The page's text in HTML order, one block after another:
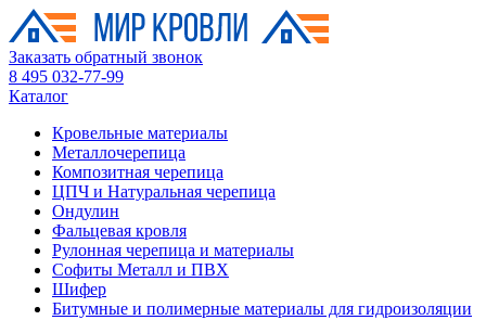
Заказать обратный звонок
8 495 032-77-99
Каталог
Кровельные материалы
Металлочерепица
Композитная черепица
ЦПЧ и Натуральная черепица
Ондулин
Фальцевая кровля
Рулонная черепица и материалы
Софиты Металл и ПВХ
Шифер
Битумные и полимерные материалы для гидроизоляции